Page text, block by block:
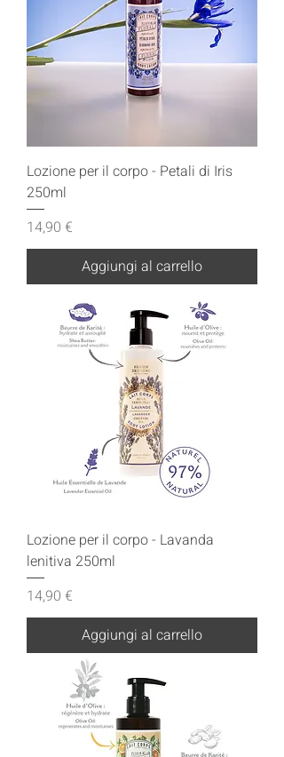
Lozione per il corpo - Petali di Iris
250ml
Prezzo
14,90 €
Aggiungi al carrello
Lozione per il corpo - Lavanda
lenitiva 250ml
Prezzo
14,90 €
Aggiungi al carrello